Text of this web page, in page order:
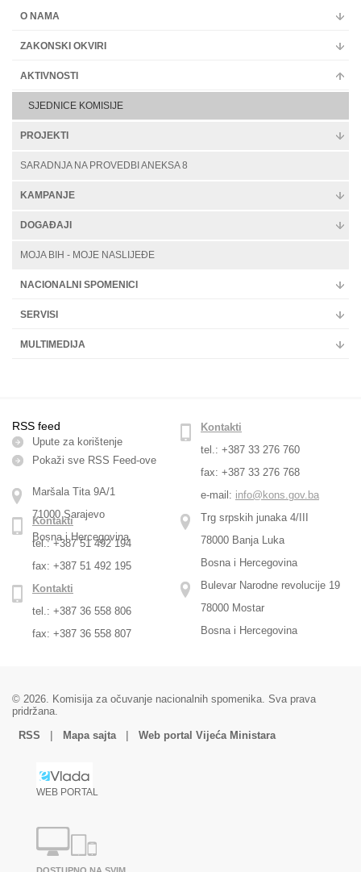
O NAMA
ZAKONSKI OKVIRI
AKTIVNOSTI
SJEDNICE KOMISIJE
PROJEKTI
SARADNJA NA PROVEDBI ANEKSA 8
KAMPANJE
DOGAĐAJI
MOJA BIH - MOJE NASLIJEĐE
NACIONALNI SPOMENICI
SERVISI
MULTIMEDIJA
RSS feed
Upute za korištenje
Pokaži sve RSS Feed-оve
Maršala Tita 9A/1
71000 Sarajevo
Bosna i Hercegovina
Kontakti
tel.: +387 33 276 760
fax: +387 33 276 768
e-mail: info@kons.gov.ba
Trg srpskih junaka 4/III
78000 Banja Luka
Bosna i Hercegovina
Kontakti
tel.: +387 51 492 194
fax: +387 51 492 195
Bulevar Narodne revolucije 19
78000 Mostar
Bosna i Hercegovina
Kontakti
tel.: +387 36 558 806
fax: +387 36 558 807
© 2026. Komisija za očuvanje nacionalnih spomenika. Sva prava
pridržana.
RSS
| Mapa sajta | Web portal Vijeća Ministara
WEB PORTAL
DOSTUPNO NA SVIM